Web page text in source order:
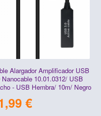
Alargador Amplificador USB
Nanocable 10.01.0312/ USB
- USB Hembra/ 10m/ Negro
€